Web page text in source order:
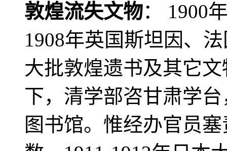
敦煌流失文物： 1900
1908年英国斯坦因、
大批敦煌遗书及其它
下，清学部咨甘肃学
图书馆。惟经办官员